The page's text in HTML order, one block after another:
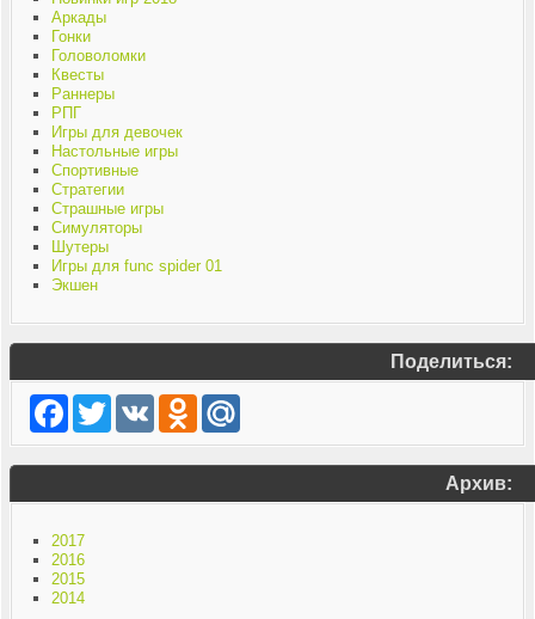
Аркады
Гонки
Головоломки
Квесты
Раннеры
РПГ
Игры для девочек
Настольные игры
Спортивные
Стратегии
Страшные игры
Симуляторы
Шутеры
Игры для func spider 01
Экшен
Поделиться:
Facebook
TwitterVK Odnoklassniki
Mail.Ru
Архив:
2017
2016
2015
2014